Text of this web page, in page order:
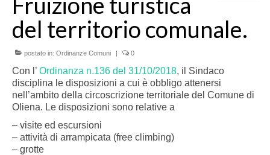
del territorio comunale.
postato in: Ordinanze Comuni | 0
Con l’ Ordinanza n.136 del 31/10/2018, il Sindaco
disciplina le disposizioni a cui è obbligo attenersi
nell’ambito della circoscrizione territoriale del Comune di
Oliena. Le disposizioni sono relative a
– visite ed escursioni
– attività di arrampicata (free climbing)
– grotte